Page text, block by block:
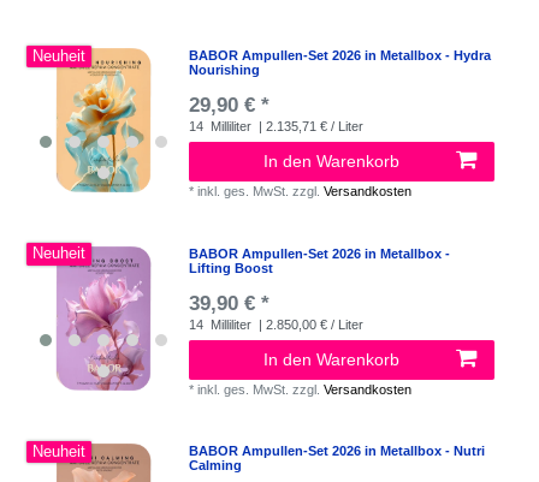
Neuheit
BABOR Ampullen-Set 2026 in Metallbox - Hydra
Nourishing
29,90 € *
14 Milliliter | 2.135,71 € / Liter
In den Warenkorb
*inkl. ges. MwSt. zzgl.Versandkosten
Neuheit
BABOR Ampullen-Set 2026 in Metallbox -
Lifting Boost
39,90 € *
14 Milliliter | 2.850,00 € / Liter
In den Warenkorb
*inkl. ges. MwSt. zzgl.Versandkosten
Neuheit
BABOR Ampullen-Set 2026 in Metallbox - Nutri
Calming